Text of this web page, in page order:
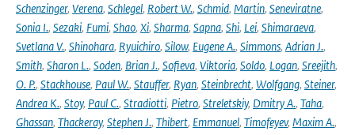
Schenzinger, Verena, Schlegel, Robert W., Schmid, Martin, Seneviratne,
Sonia I., Sezaki, Fumi, Shao, Xi, Sharma, Sapna, Shi, Lei, Shimaraeva,
Svetlana V., Shinohara, Ryuichiro, Silow, Eugene A., Simmons, Adrian J.,
Smith, Sharon L., Soden, Brian J., Sofieva, Viktoria, Soldo, Logan, Sreejith,
O. P., Stackhouse, Paul W., Stauffer, Ryan, Steinbrecht, Wolfgang, Steiner,
Andrea K., Stoy, Paul C., Stradiotti, Pietro, Streletskiy, Dmitry A., Taha,
Ghassan, Thackeray, Stephen J., Thibert, Emmanuel, Timofeyev, Maxim A.,